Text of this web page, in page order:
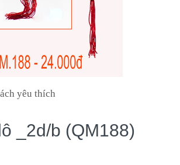
yêu thích
_2d/b (QM188)